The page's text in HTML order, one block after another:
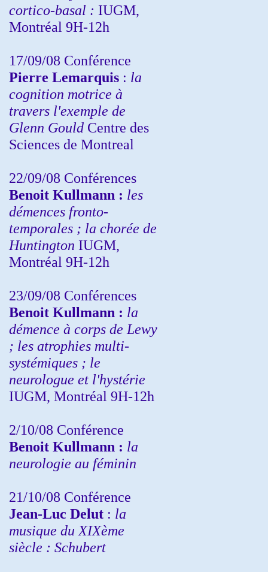
cortico-basal : IUGM,
Montréal 9H-12h
17/09/08 Conférence
Pierre Lemarquis : la
cognition motrice à
travers l'exemple de
Glenn Gould Centre des
Sciences de Montreal
22/09/08 Conférences
Benoit Kullmann : les
démences fronto-
temporales ; la chorée de
Huntington IUGM,
Montréal 9H-12h
23/09/08 Conférences
Benoit Kullmann : la
démence à corps de Lewy
; les atrophies multi-
systémiques ; le
neurologue et l'hystérie
IUGM, Montréal 9H-12h
2/10/08 Conférence
Benoit Kullmann : la
neurologie au féminin
21/10/08 Conférence
Jean-Luc Delut : la
musique du XIXème
siècle : Schubert